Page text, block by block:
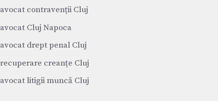
avocat contravenții Cluj
avocat Cluj Napoca
avocat drept penal Cluj
recuperare creanțe Cluj
avocat litigii muncă Cluj